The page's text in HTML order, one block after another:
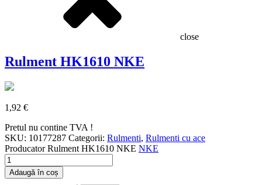
close
Rulment HK1610 NKE
1,92 €
Pretul nu contine TVA !
SKU: 10177287 Categorii: Rulmenti, Rulmenti cu ace
ProducatorRulment HK1610 NKE NKE
Cantitate
Rulment
HK1610
Adaugă în coș